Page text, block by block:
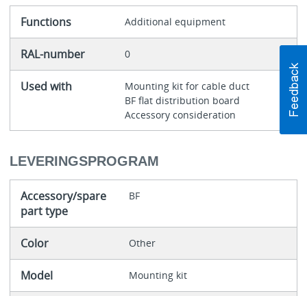
Functions Additional equipment
RAL-number 0
Used with
Mounting kit for cable duct
BF flat distribution board
Accessory consideration
LEVERINGSPROGRAM
Accessory/spare
part type
BF
Color Other
Model Mounting kit